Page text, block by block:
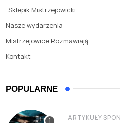
Sklepik Mistrzejowicki
Nasze wydarzenia
Mistrzejowice Rozmawiają
Kontakt
POPULARNE
ARTYKUŁY